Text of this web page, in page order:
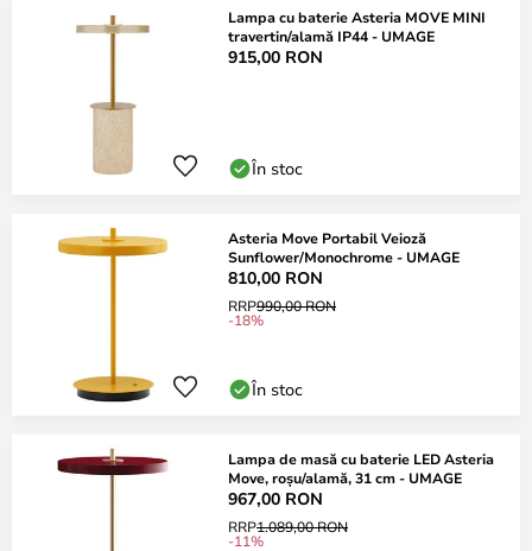
Lampa cu baterie Asteria MOVE MINI
travertin/alamă IP44 - UMAGE
915,00 RON
În stoc
Asteria Move Portabil Veioză
Sunflower/Monochrome - UMAGE
810,00 RON
RRP990,00 RON
-18%
În stoc
Lampa de masă cu baterie LED Asteria
Move, roșu/alamă, 31 cm - UMAGE
967,00 RON
RRP1.089,00 RON
-11%